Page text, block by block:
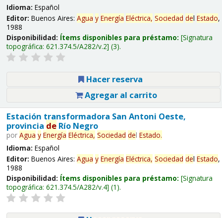
Idioma: Español
Editor: Buenos Aires: Agua y Energía Eléctrica, Sociedad del Estado,
1988
Disponibilidad: Ítems disponibles para préstamo: Signatura
topográfica: 621.374.5/A282/v.2 (3).
Hacer reserva
Agregar al carrito
Estación transformadora San Antoni Oeste,
provincia deRío Negro
por Agua y Energía Eléctrica, Sociedad del Estado.
Idioma: Español
Editor: Buenos Aires: Agua y Energía Eléctrica, Sociedad del Estado,
1988
Disponibilidad: Ítems disponibles para préstamo: Signatura
topográfica: 621.374.5/A282/v.4 (1).